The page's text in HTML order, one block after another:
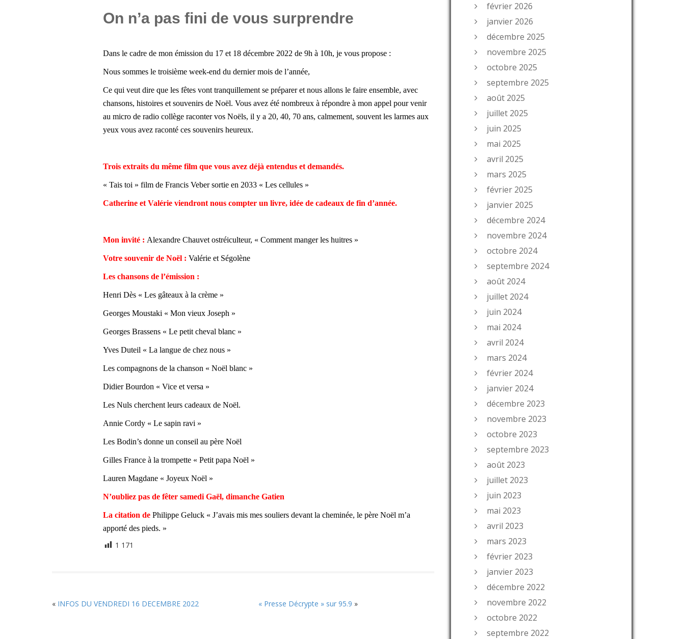
On n’a pas fini de vous surprendre
Dans le cadre de mon émission du 17 et 18 décembre 2022 de 9h à 10h, je vous propose :
Nous sommes le troisième week-end du dernier mois de l’année,
Ce qui veut dire que les fêtes vont tranquillement se préparer et nous allons le faire ensemble, avec
chansons, histoires et souvenirs de Noël. Vous avez été nombreux à répondre à mon appel pour venir
au micro de radio collège raconter vos Noëls, il y a 20, 40, 70 ans, calmement, souvent les larmes aux
yeux vous avez raconté ces souvenirs heureux.
Trois extraits du même film que vous avez déjà entendus et demandés.
« Tais toi » film de Francis Veber sortie en 2033 « Les cellules »
Catherine et Valérie viendront nous compter un livre, idée de cadeaux de fin d’année.
Mon invité : Alexandre Chauvet ostréiculteur, « Comment manger les huitres »
Votre souvenir de Noël : Valérie et Ségolène
Les chansons de l’émission :
Henri Dès « Les gâteaux à la crème »
Georges Moustaki « Mon vieux Joseph »
Georges Brassens « Le petit cheval blanc »
Yves Duteil « La langue de chez nous »
Les compagnons de la chanson « Noël blanc »
Didier Bourdon « Vice et versa »
Les Nuls cherchent leurs cadeaux de Noël.
Annie Cordy « Le sapin ravi »
Les Bodin’s donne un conseil au père Noël
Gilles France à la trompette « Petit papa Noël »
Lauren Magdane « Joyeux Noël »
N’oubliez pas de fêter samedi Gaël, dimanche Gatien
La citation de Philippe Geluck « J’avais mis mes souliers devant la cheminée, le père Noël m’a
apporté des pieds. »
1 171
« INFOS DU VENDREDI 16 DECEMBRE 2022 « Presse Décrypte » sur 95.9 »
février 2026
janvier 2026
décembre 2025
novembre 2025
octobre 2025
septembre 2025
août 2025
juillet 2025
juin 2025
mai 2025
avril 2025
mars 2025
février 2025
janvier 2025
décembre 2024
novembre 2024
octobre 2024
septembre 2024
août 2024
juillet 2024
juin 2024
mai 2024
avril 2024
mars 2024
février 2024
janvier 2024
décembre 2023
novembre 2023
octobre 2023
septembre 2023
août 2023
juillet 2023
juin 2023
mai 2023
avril 2023
mars 2023
février 2023
janvier 2023
décembre 2022
novembre 2022
octobre 2022
septembre 2022